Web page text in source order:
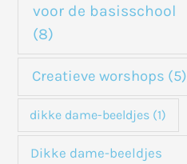
voor de basisschool
(8)
Creatieve worshops (5)
dikke dame-beeldjes (1)
Dikke dame-beeldjes